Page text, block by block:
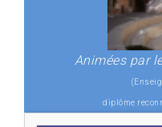
Animées par
diplôme